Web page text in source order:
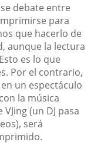
debate entre
para
que hacerlo de
aunque la lectura
es lo que
Por el contrario,
un espectáculo
la música
(un DJ pasa
será